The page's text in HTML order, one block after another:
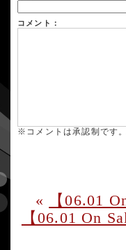
コメント：
※コメントは承認制です
«
【06.01
【06.01 On